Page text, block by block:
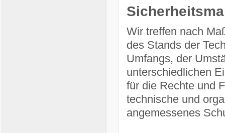
Wir treffen nach
des Stands der
Umfangs, der
unterschiedlichen
für die Rechte und
technische und
angemessenes